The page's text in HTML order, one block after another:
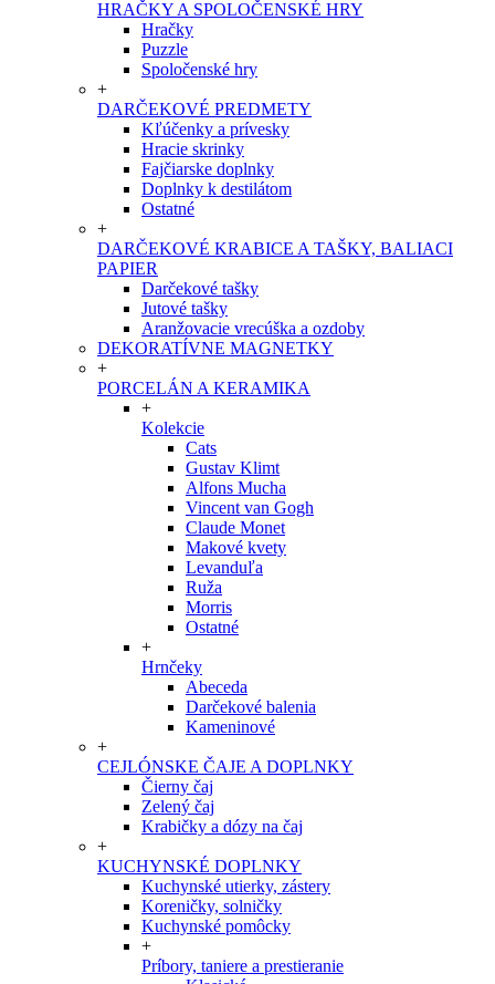
HRAČKY A SPOLOČENSKÉ HRY
Hračky
Puzzle
Spoločenské hry
+
DARČEKOVÉ PREDMETY
Kľúčenky a prívesky
Hracie skrinky
Fajčiarske doplnky
Doplnky k destilátom
Ostatné
+
DARČEKOVÉ KRABICE A TAŠKY, BALIACI
PAPIER
Darčekové tašky
Jutové tašky
Aranžovacie vrecúška a ozdoby
DEKORATÍVNE MAGNETKY
+
PORCELÁN A KERAMIKA
+
Kolekcie
Cats
Gustav Klimt
Alfons Mucha
Vincent van Gogh
Claude Monet
Makové kvety
Levanduľa
Ruža
Morris
Ostatné
+
Hrnčeky
Abeceda
Darčekové balenia
Kameninové
+
CEJLÓNSKE ČAJE A DOPLNKY
Čierny čaj
Zelený čaj
Krabičky a dózy na čaj
+
KUCHYNSKÉ DOPLNKY
Kuchynské utierky, zástery
Koreničky, solničky
Kuchynské pomôcky
+
Príbory, taniere a prestieranie